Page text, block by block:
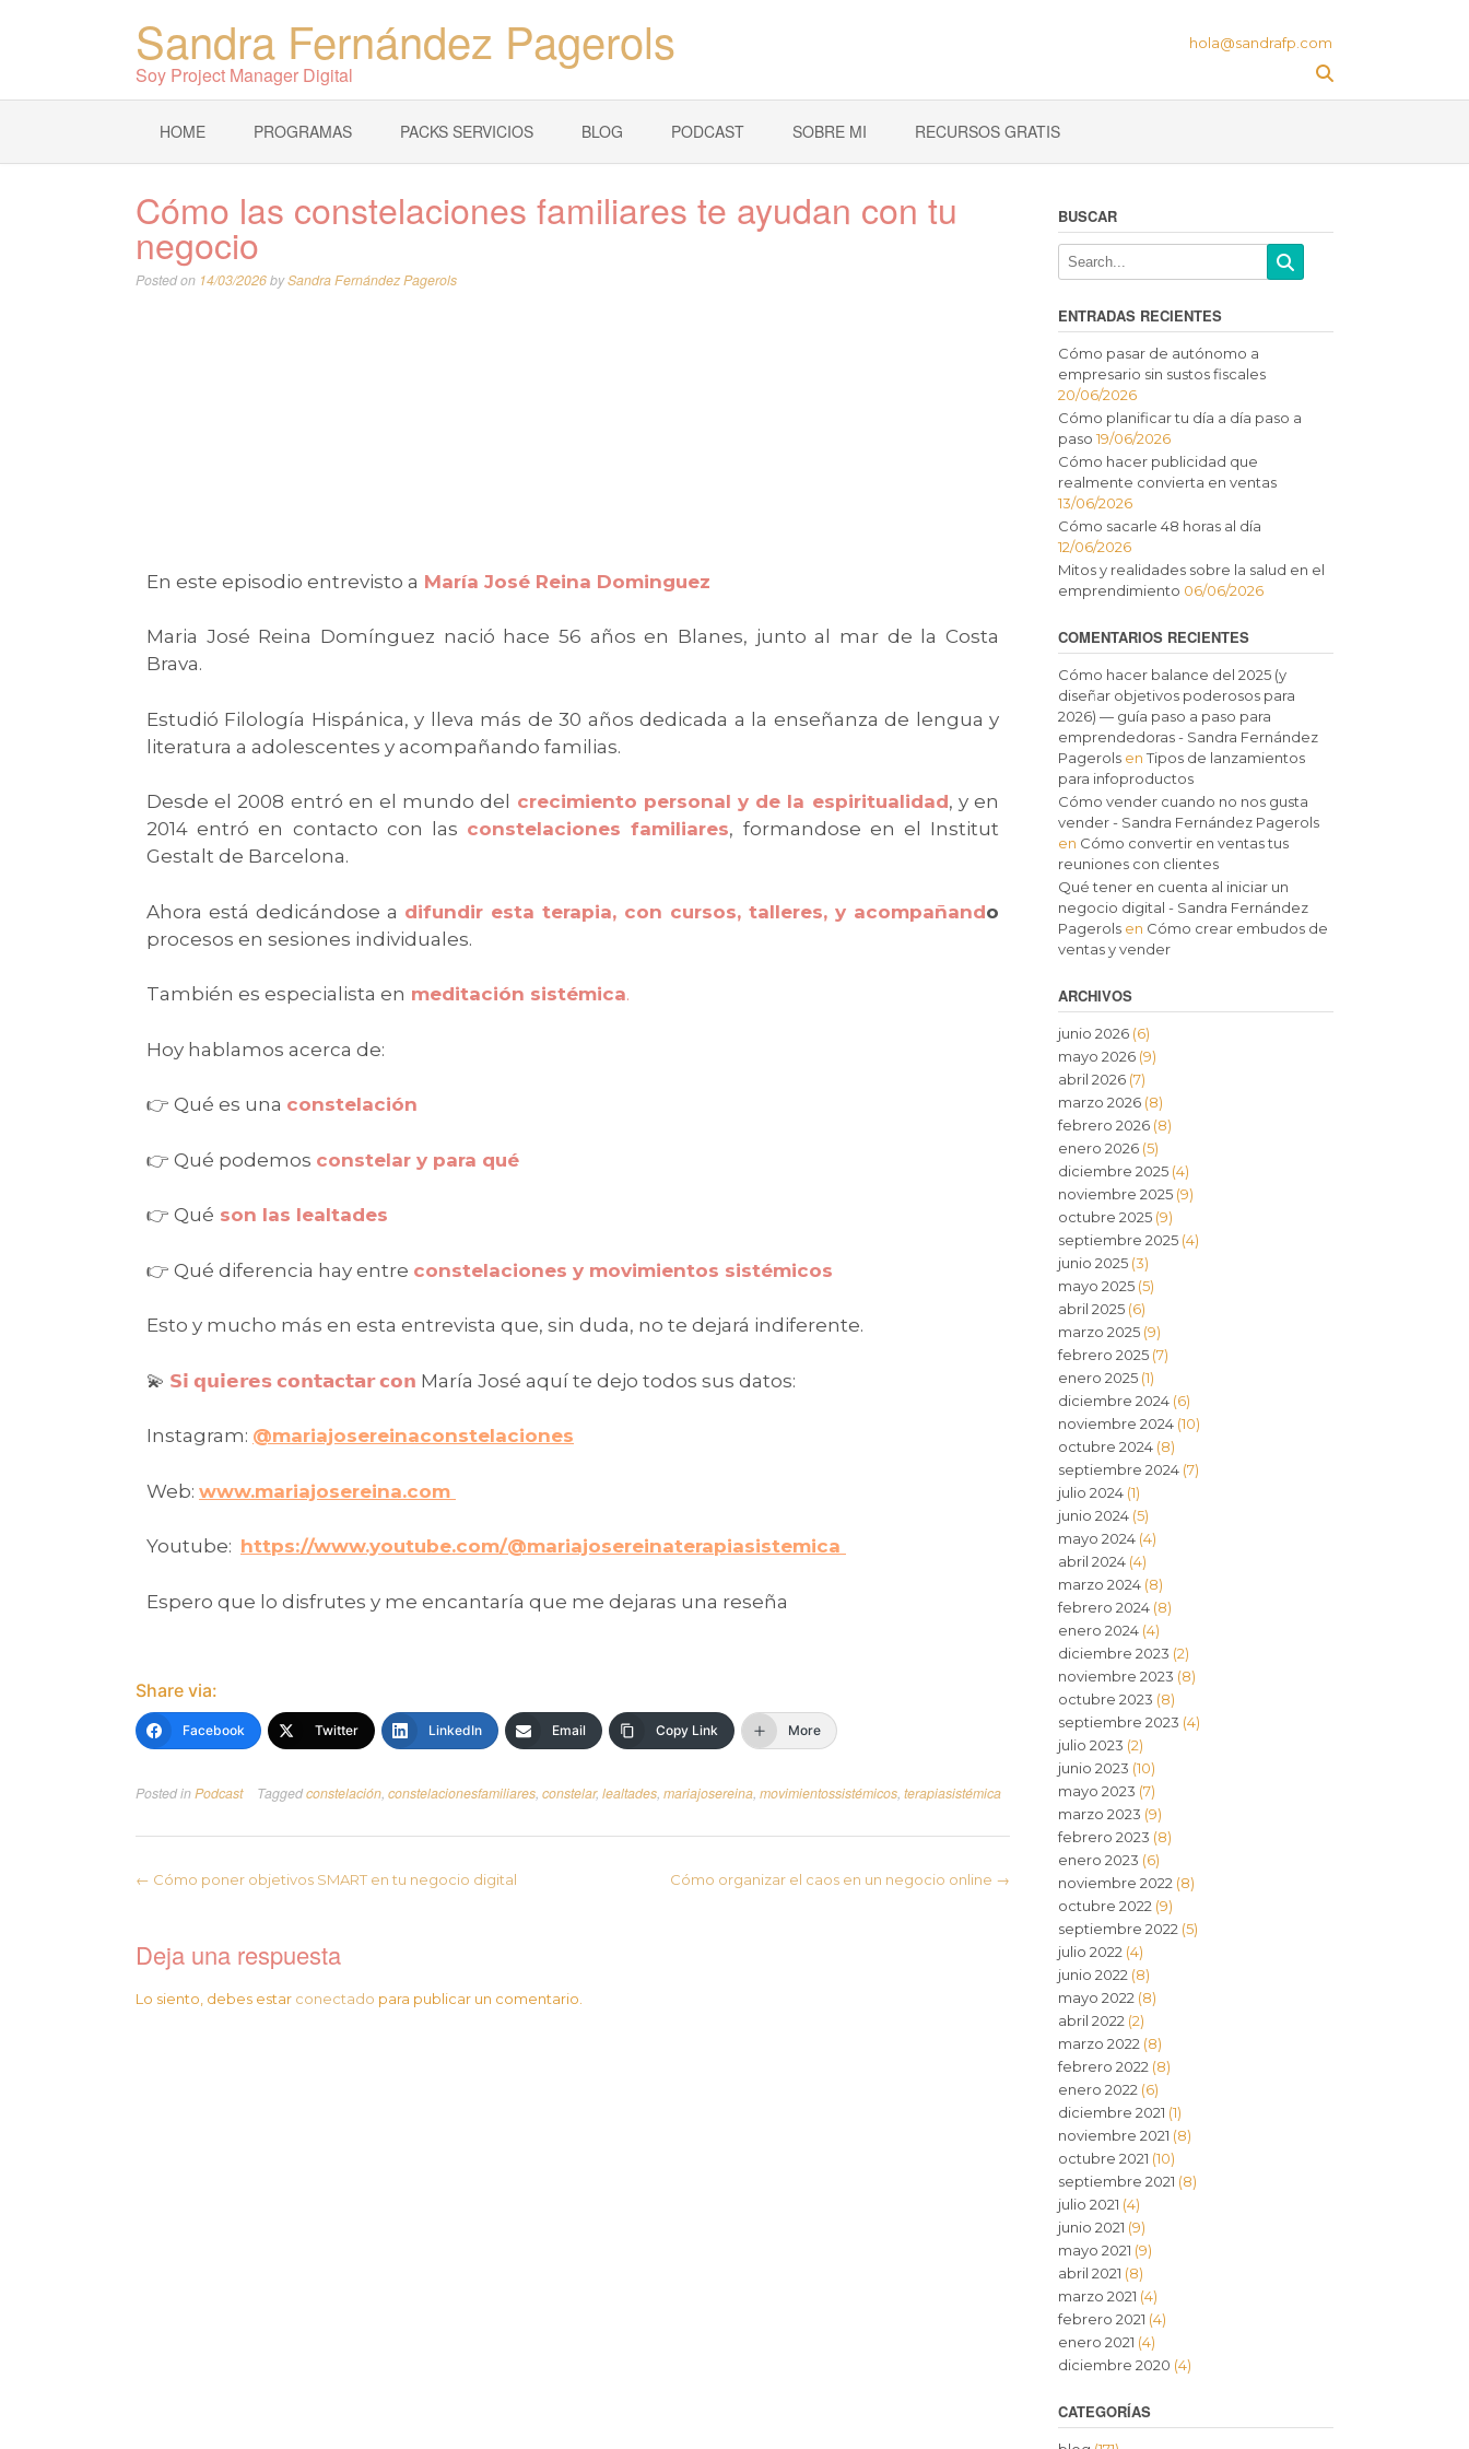
Sandra Fernández Pagerols
Soy Project Manager Digital
hola@sandrafp.com
HOME PROGRAMAS PACKS SERVICIOS BLOG PODCAST SOBRE MI RECURSOS GRATIS
Cómo las constelaciones familiares te ayudan con tu
negocio
Posted on 14/03/2026bySandra Fernández Pagerols
En este episodio entrevisto a María José Reina Dominguez
Maria José Reina Domínguez nació hace 56 años en Blanes, junto al mar de la Costa
Brava.
Estudió Filología Hispánica, y lleva más de 30 años dedicada a la enseñanza de lengua y
literatura a adolescentes y acompañando familias.
Desde el 2008 entró en el mundo del crecimiento personal y de la espiritualidad, y en
2014 entró en contacto con las constelaciones familiares, formandose en el Institut
Gestalt de Barcelona.
Ahora está dedicándose a difundir esta terapia, con cursos, talleres, y acompañando
procesos en sesiones individuales.
También es especialista en meditación sistémica.
Hoy hablamos acerca de:
👉 Qué es una constelación
👉 Qué podemos constelar y para qué
👉 Qué son las lealtades
👉 Qué diferencia hay entre constelaciones y movimientos sistémicos
Esto y mucho más en esta entrevista que, sin duda, no te dejará indiferente.
💫 𝗦𝗶 𝗾𝘂𝗶𝗲𝗿𝗲𝘀 𝗰𝗼𝗻𝘁𝗮𝗰𝘁𝗮𝗿 𝗰𝗼𝗻 María José aquí te dejo todos sus datos:
Instagram: @mariajosereinaconstelaciones
Web: www.mariajosereina.com
Youtube: https://www.youtube.com/@mariajosereinaterapiasistemica
Espero que lo disfrutes y me encantaría que me dejaras una reseña
Share via:
Facebook Twitter LinkedIn Email Copy Link More
Posted inPodcast Taggedconstelación, constelacionesfamiliares, constelar, lealtades, mariajosereina, movimientossistémicos, terapiasistémica
← Cómo poner objetivos SMART en tu negocio digital Cómo organizar el caos en un negocio online →
Deja una respuesta
Lo siento, debes estar conectado para publicar un comentario.
BUSCAR
ENTRADAS RECIENTES
Cómo pasar de autónomo a
empresario sin sustos fiscales
20/06/2026
Cómo planificar tu día a día paso a
paso 19/06/2026
Cómo hacer publicidad que
realmente convierta en ventas
13/06/2026
Cómo sacarle 48 horas al día
12/06/2026
Mitos y realidades sobre la salud en el
emprendimiento 06/06/2026
COMENTARIOS RECIENTES
Cómo hacer balance del 2025 (y
diseñar objetivos poderosos para
2026) — guía paso a paso para
emprendedoras - Sandra Fernández
PagerolsenTipos de lanzamientos
para infoproductos
Cómo vender cuando no nos gusta
vender - Sandra Fernández Pagerols
en Cómo convertir en ventas tus
reuniones con clientes
Qué tener en cuenta al iniciar un
negocio digital - Sandra Fernández
Pagerolsen Cómo crear embudos de
ventas y vender
ARCHIVOS
junio 2026(6)
mayo 2026(9)
abril 2026(7)
marzo 2026(8)
febrero 2026(8)
enero 2026(5)
diciembre 2025(4)
noviembre 2025(9)
octubre 2025(9)
septiembre 2025(4)
junio 2025(3)
mayo 2025(5)
abril 2025(6)
marzo 2025(9)
febrero 2025(7)
enero 2025(1)
diciembre 2024(6)
noviembre 2024(10)
octubre 2024(8)
septiembre 2024(7)
julio 2024(1)
junio 2024(5)
mayo 2024(4)
abril 2024(4)
marzo 2024(8)
febrero 2024(8)
enero 2024(4)
diciembre 2023 (2)
noviembre 2023 (8)
octubre 2023 (8)
septiembre 2023 (4)
julio 2023 (2)
junio 2023 (10)
mayo 2023 (7)
marzo 2023 (9)
febrero 2023 (8)
enero 2023 (6)
noviembre 2022 (8)
octubre 2022 (9)
septiembre 2022 (5)
julio 2022 (4)
junio 2022 (8)
mayo 2022 (8)
abril 2022 (2)
marzo 2022 (8)
febrero 2022 (8)
enero 2022 (6)
diciembre 2021 (1)
noviembre 2021 (8)
octubre 2021 (10)
septiembre 2021 (8)
julio 2021 (4)
junio 2021 (9)
mayo 2021 (9)
abril 2021 (8)
marzo 2021 (4)
febrero 2021 (4)
enero 2021 (4)
diciembre 2020 (4)
CATEGORÍAS